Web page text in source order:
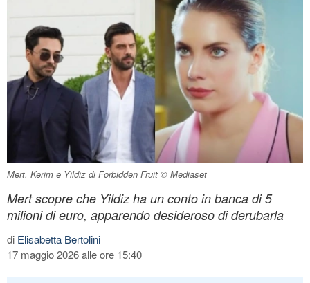
Mert, Kerim e Yildiz di Forbidden Fruit © Mediaset
Mert scopre che Yildiz ha un conto in banca di 5
milioni di euro, apparendo desideroso di derubarla
di Elisabetta Bertolini
17 maggio 2026 alle ore 15:40